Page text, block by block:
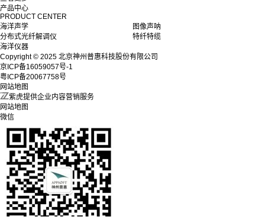
产品中心
PRODUCT CENTER
海洋声学
图像声呐
分布式光纤解调仪
特纤特缆
海洋仪器
Copyright © 2025 北京神州普惠科技股份有限公司
京ICP备16059057号-1
粤ICP备20067758号
网站地图
紫虎提供企业内容营销服务
网站地图
微信